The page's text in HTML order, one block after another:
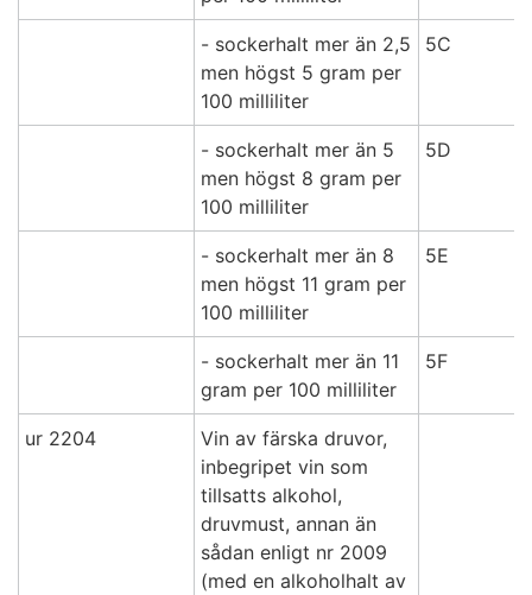
- sockerhalt mer än 2,5
men högst 5 gram per
100 milliliter
5C
- sockerhalt mer än 5
men högst 8 gram per
100 milliliter
5D
- sockerhalt mer än 8
men högst 11 gram per
100 milliliter
5E
- sockerhalt mer än 11
gram per 100 milliliter
5F
ur 2204
Vin av färska druvor,
inbegripet vin som
tillsatts alkohol,
druvmust, annan än
sådan enligt nr 2009
(med en alkoholhalt av